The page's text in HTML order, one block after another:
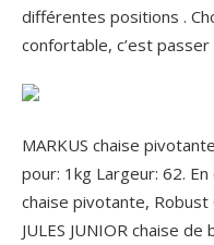
différentes positions .
confortable, c’est
MARKUS chaise
pour: 1kg Largeur: 62.
chaise pivotante,
JULES JUNIOR chaise